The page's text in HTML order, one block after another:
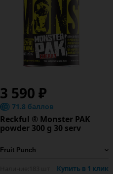
3 590 ₽
71.8 баллов
Reckful ® Monster PAK
powder 300 g 30 serv
Купить в 1 клик